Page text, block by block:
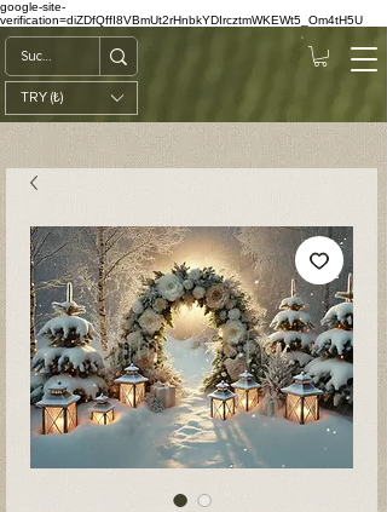
google-site-
verification=diZDfQffI8VBmUt2rHnbkYDIrcztmWKEWt5_Om4tH5U
TRY (₺)